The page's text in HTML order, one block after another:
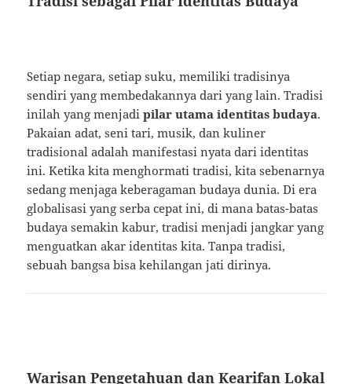
Setiap negara, setiap suku, memiliki tradisinya
sendiri yang membedakannya dari yang lain. Tradisi
inilah yang menjadipilar utama identitas budaya.
Pakaian adat, seni tari, musik, dan kuliner
tradisional adalah manifestasi nyata dari identitas
ini. Ketika kita menghormati tradisi, kita sebenarnya
sedang menjaga keberagaman budaya dunia. Di era
globalisasi yang serba cepat ini, di mana batas-batas
budaya semakin kabur, tradisi menjadi jangkar yang
menguatkan akar identitas kita. Tanpa tradisi,
sebuah bangsa bisa kehilangan jati dirinya.
Warisan Pengetahuan dan Kearifan Lokal